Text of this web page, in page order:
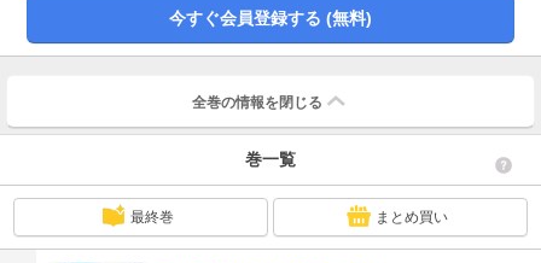
今すぐ会員登録する (無料)
全巻の情報を 閉じる
巻一覧
最終巻 まとめ買い